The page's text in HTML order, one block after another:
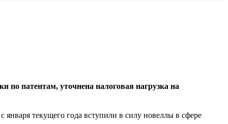
по патентам, уточнена налоговая нагрузка на
текущего года вступили в силу новеллы в сфере